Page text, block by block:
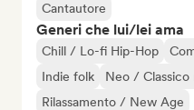
Cantautore
Generi che lui/lei ama
Chill / Lo-fi Hip-Hop
Indie folk
Neo / Classico
Rilassamento / New Age